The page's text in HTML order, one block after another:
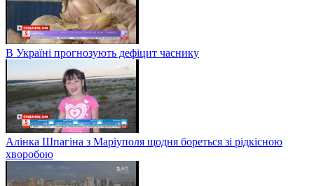
В Україні прогнозують дефіцит часнику
Алінка Шпагіна з Маріуполя щодня бореться зі рідкісною
хворобою